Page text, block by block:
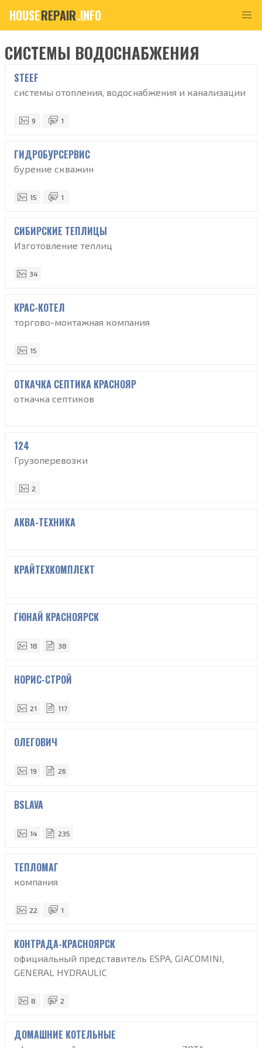
HOUSEREPAIR.INFO
СИСТЕМЫ ВОДОСНАБЖЕНИЯ
STEEF
системы отопления, водоснабжения и канализации
9 1
ГИДРОБУРСЕРВИС
бурение скважин
15 1
СИБИРСКИЕ ТЕПЛИЦЫ
Изготовление теплиц
34
КРАС-КОТЕЛ
торгово-монтажная компания
15
ОТКАЧКА СЕПТИКА КРАСНОЯР
откачка септиков
124
Грузоперевозки
2
АКВА-ТЕХНИКА
КРАЙТЕХКОМПЛЕКТ
ГЮНАЙ КРАСНОЯРСК
18 38
НОРИС-СТРОЙ
21 117
ОЛЕГОВИЧ
19 26
BSLAVA
14 235
ТЕПЛОМАГ
компания
22 1
КОНТРАДА-КРАСНОЯРСК
официальный представитель ESPA, GIACOMINI,
GENERAL HYDRAULIC
8 2
ДОМАШНИЕ КОТЕЛЬНЫЕ